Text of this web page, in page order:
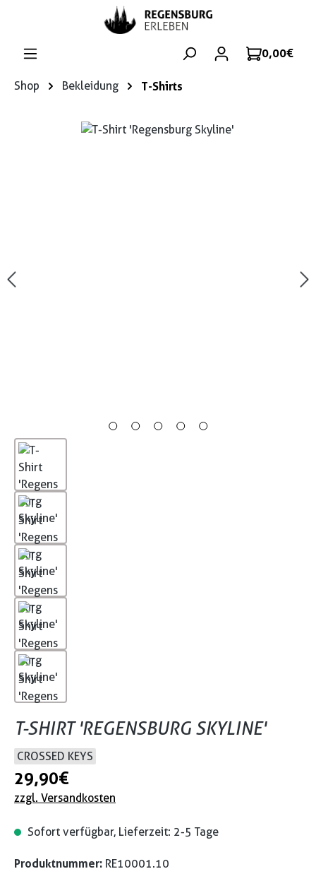
Zum Hauptinhalt springen
0,00 €
Shop Bekleidung T-Shirts
Bildergalerie überspringen
T-SHIRT 'REGENSBURG SKYLINE'
CROSSED KEYS
29,90 €
zzgl. Versandkosten
Sofort verfügbar, Lieferzeit: 2-5 Tage
Produktnummer: RE10001.10